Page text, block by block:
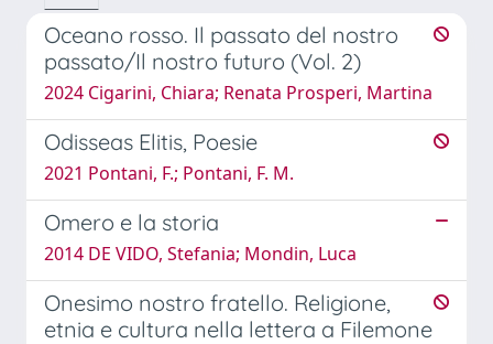
Oceano rosso. Il passato del nostro
passato/Il nostro futuro (Vol. 2)
2024 Cigarini, Chiara; Renata Prosperi, Martina
Odisseas Elitis, Poesie
2021 Pontani, F.; Pontani, F. M.
Omero e la storia
2014 DE VIDO, Stefania; Mondin, Luca
Onesimo nostro fratello. Religione,
etnia e cultura nella lettera a Filemone